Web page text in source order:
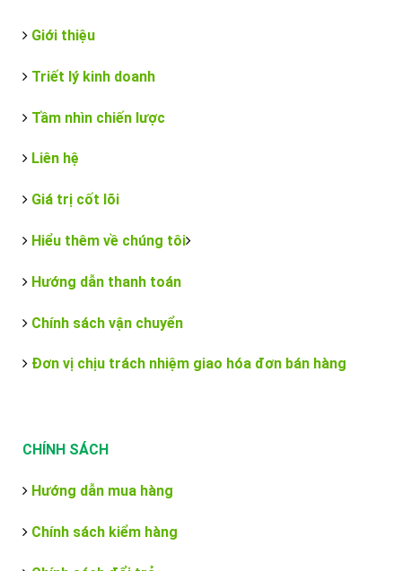
Giới thiệu
Triết lý kinh doanh
Tầm nhìn chiến lược
Liên hệ
Giá trị cốt lõi
Hiểu thêm về chúng tôi
Hướng dẫn thanh toán
Chính sách vận chuyển
Đơn vị chịu trách nhiệm giao hóa đơn bán hàng
CHÍNH SÁCH
Hướng dẫn mua hàng
Chính sách kiểm hàng